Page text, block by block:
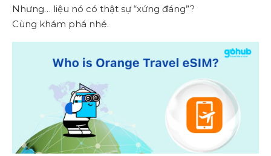
Nhưng… liệu nó có thật sự “xứng đáng”?
Cùng khám phá nhé.